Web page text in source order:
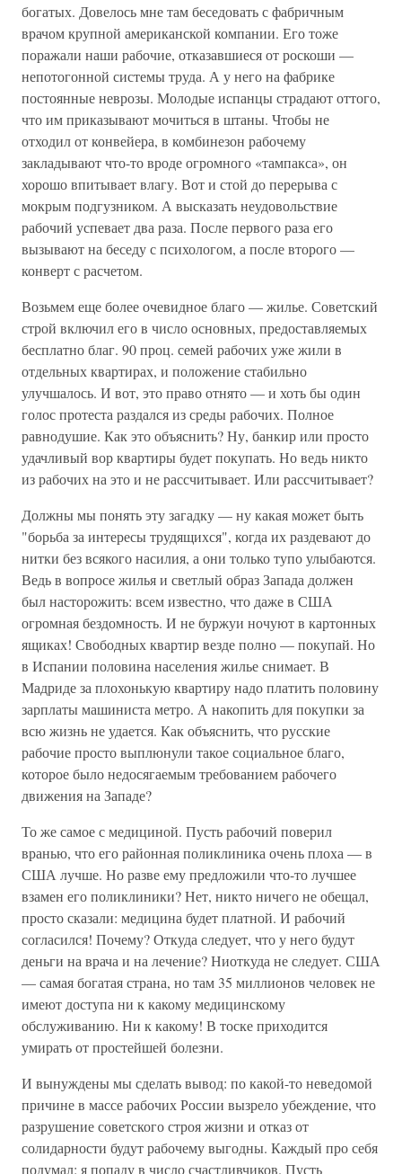
богатых. Довелось мне там беседовать с фабричным
врачом крупной американской компании. Его тоже
поражали наши рабочие, отказавшиеся от роскоши —
непотогонной системы труда. А у него на фабрике
постоянные неврозы. Молодые испанцы страдают оттого,
что им приказывают мочиться в штаны. Чтобы не
отходил от конвейера, в комбинезон рабочему
закладывают что-то вроде огромного «тампакса», он
хорошо впитывает влагу. Вот и стой до перерыва с
мокрым подгузником. А высказать неудовольствие
рабочий успевает два раза. После первого раза его
вызывают на беседу с психологом, а после второго —
конверт с расчетом.
Возьмем еще более очевидное благо — жилье. Советский
строй включил его в число основных, предоставляемых
бесплатно благ. 90 проц. семей рабочих уже жили в
отдельных квартирах, и положение стабильно
улучшалось. И вот, это право отнято — и хоть бы один
голос протеста раздался из среды рабочих. Полное
равнодушие. Как это объяснить? Ну, банкир или просто
удачливый вор квартиры будет покупать. Но ведь никто
из рабочих на это и не рассчитывает. Или рассчитывает?
Должны мы понять эту загадку — ну какая может быть
"борьба за интересы трудящихся", когда их раздевают до
нитки без всякого насилия, а они только тупо улыбаются.
Ведь в вопросе жилья и светлый образ Запада должен
был насторожить: всем известно, что даже в США
огромная бездомность. И не буржуи ночуют в картонных
ящиках! Свободных квартир везде полно — покупай. Но
в Испании половина населения жилье снимает. В
Мадриде за плохонькую квартиру надо платить половину
зарплаты машиниста метро. А накопить для покупки за
всю жизнь не удается. Как объяснить, что русские
рабочие просто выплюнули такое социальное благо,
которое было недосягаемым требованием рабочего
движения на Западе?
То же самое с медициной. Пусть рабочий поверил
вранью, что его районная поликлиника очень плоха — в
США лучше. Но разве ему предложили что-то лучшее
взамен его поликлиники? Нет, никто ничего не обещал,
просто сказали: медицина будет платной. И рабочий
согласился! Почему? Откуда следует, что у него будут
деньги на врача и на лечение? Ниоткуда не следует. США
— самая богатая страна, но там 35 миллионов человек не
имеют доступа ни к какому медицинскому
обслуживанию. Ни к какому! В тоске приходится
умирать от простейшей болезни.
И вынуждены мы сделать вывод: по какой-то неведомой
причине в массе рабочих России вызрело убеждение, что
разрушение советского строя жизни и отказ от
солидарности будут рабочему выгодны. Каждый про себя
подумал: я попаду в число счастливчиков. Пусть